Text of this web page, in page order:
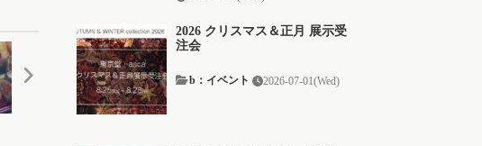
2026 クリスマス＆正月 展示受
注会
b：イベント 2026-07-01(Wed)